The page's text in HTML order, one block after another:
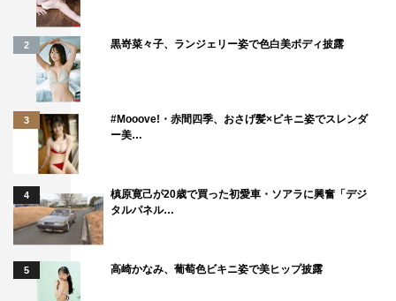
ぬけた観察眼と天才的な思考回路を持ち合わせる獅子雄の
力を時折借りながら事件捜査に当たっている。彼らの証言
に潜む虚偽を瞬時に見抜き、必要な情報と不要な情報を整
理していく獅子雄。そんな中、事情調査中にもかかわらず
その場を静かに立ち去った一人の男がいた。この病院に勤
務する精神科医の若宮潤一（岩田剛典）。その様子を見逃
さなかった獅子雄は、彼が何か真実を握っているのではな
いかと察知し、重要参考人として調査を開始する。
『シャーロック』
フジテレビ系
10月7日スタート
2 黒嵜菜々子、ランジェリー姿で色白美ボディ披露
3
#Mooove!・赤間四季、おさげ髪×ビキニ姿でスレンダ
ー美…
4
槙原寛己が20歳で買った初愛車・ソアラに興奮「デジ
タルパネル…
5 高崎かなみ、葡萄色ビキニ姿で美ヒップ披露